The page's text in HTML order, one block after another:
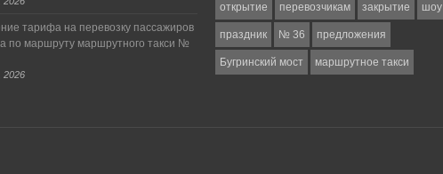
тарифа на перевозку пассажиров
по маршруту маршрутного такси №
2026
открытие перевозчикам закрытие шоу
праздник № 36 предложения
Бугринский мост маршрутное такси